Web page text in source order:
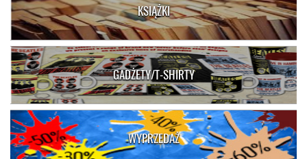
KSIĄŻKI
GADŻETY/T-SHIRTY
WYPRZEDAŻ